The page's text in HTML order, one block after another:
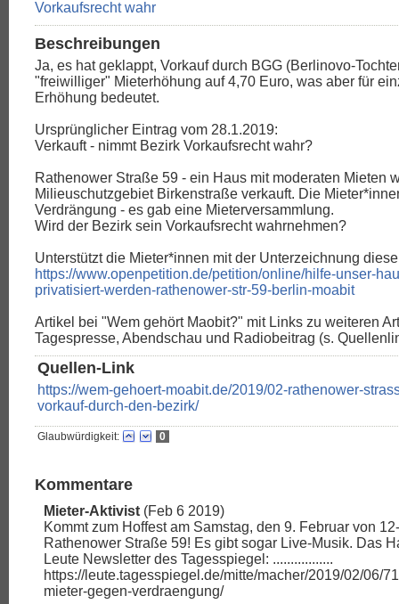
Beschreibungen
Ja, es hat geklappt, Vorkauf durch BGG (Berlinovo-
"freiwilliger" Mieterhöhung auf 4,70 Euro, was aber für
Erhöhung bedeutet.
Ursprünglicher Eintrag vom 28.1.2019:
Verkauft - nimmt Bezirk Vorkaufsrecht wahr?
Rathenower Straße 59 - ein Haus mit moderaten Mieten
Milieuschutzgebiet Birkenstraße verkauft. Die
Verdrängung - es gab eine Mieterversammlung.
Wird der Bezirk sein Vorkaufsrecht wahrnehmen?
Unterstützt die Mieter*innen mit der Unterzeichnung
https://www.openpetition.de/petition/online/hilfe-unser-
privatisiert-werden-rathenower-str-59-berlin-moabit
Artikel bei "Wem gehört Maobit?" mit Links zu weiteren
Tagespresse, Abendschau und Radiobeitrag (s.
Quellen-Link
https://wem-gehoert-moabit.de/2019/02-rathenower-
vorkauf-durch-den-bezirk/
Glaubwürdigkeit: 0
Kommentare
Mieter-Aktivist (Feb 6 2019)
Kommt zum Hoffest am Samstag, den 9. Februar von
Rathenower Straße 59! Es gibt sogar Live-Musik. Das
Leute Newsletter des Tagesspiegel: .................
https://leute.tagesspiegel.de/mitte/macher/2019/02/06/
mieter-gegen-verdraengung/